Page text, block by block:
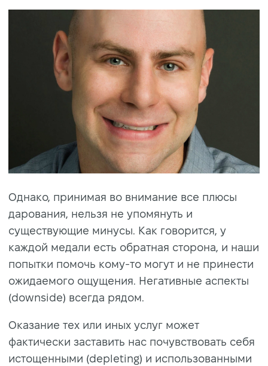
Однако, принимая во внимание все плюсы
дарования, нельзя не упомянуть и
существующие минусы. Как говорится, у
каждой медали есть обратная сторона, и наши
попытки помочь кому-то могут и не принести
ожидаемого ощущения. Негативные аспекты
(downside) всегда рядом.
Оказание тех или иных услуг может
фактически заставить нас почувствовать себя
истощенными (depleting) и использованными